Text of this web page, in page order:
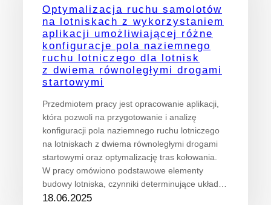
Optymalizacja ruchu samolotów
na lotniskach z wykorzystaniem
aplikacji umożliwiającej różne
konfiguracje pola naziemnego
ruchu lotniczego dla lotnisk
z dwiema równoległymi drogami
startowymi
Przedmiotem pracy jest opracowanie aplikacji,
która pozwoli na przygotowanie i analizę
konfiguracji pola naziemnego ruchu lotniczego
na lotniskach z dwiema równoległymi drogami
startowymi oraz optymalizację tras kołowania.
W pracy omówiono podstawowe elementy
budowy lotniska, czynniki determinujące układ…
18.06.2025